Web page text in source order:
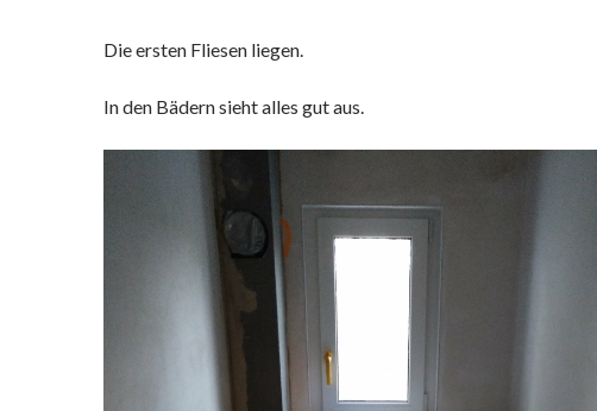
Die ersten Fliesen liegen.
In den Bädern sieht alles gut aus.